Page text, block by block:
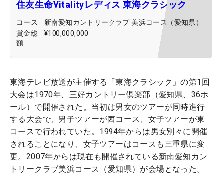
住友生命Vitalityレディス 東海クラシック
コース
新南愛知カントリークラブ 美浜コース（愛知県）
賞金総
額
¥100,000,000
東海テレビ放送が主催する「東海クラシック」の第1回
大会は1970年、三好カントリー倶楽部（愛知県、36ホ
ール）で開催された。当初は男女のツアーが同時進行
する大会で、男子ツアーが西コース、女子ツアーが東
コースで行われていた。1994年からは男女別々に開催
されることになり、女子ツアーはコースも三重県に変
更。2007年からは現在も開催されている新南愛知カン
トリークラブ美浜コース（愛知県）が会場となった。